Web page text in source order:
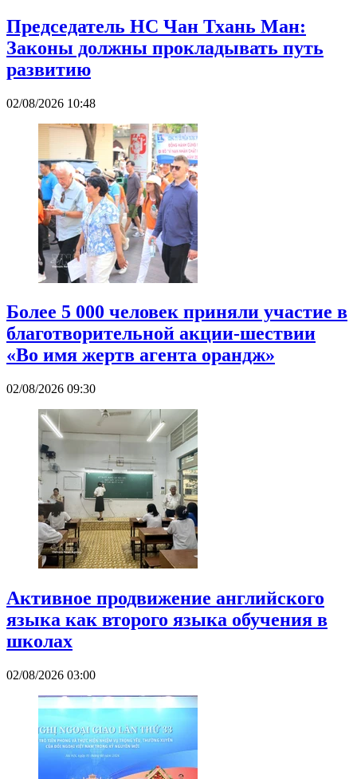
Председатель НС Чан Тхань Ман:
Законы должны прокладывать путь
развитию
02/08/2026 10:48
Более 5 000 человек приняли участие в
благотворительной акции-шествии
«Во имя жертв агента орандж»
02/08/2026 09:30
Активное продвижение английского
языка как второго языка обучения в
школах
02/08/2026 03:00